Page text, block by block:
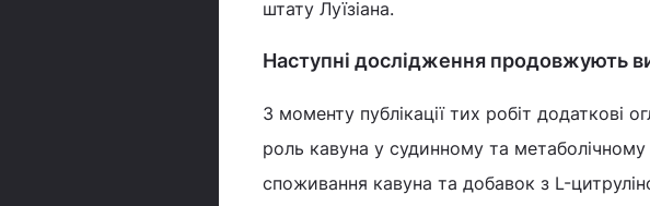
штату Луїзіана.
Наступні дослідження продовжують
З моменту публікації тих робіт додаткові
роль кавуна у судинному та
споживання кавуна та добавок з L-